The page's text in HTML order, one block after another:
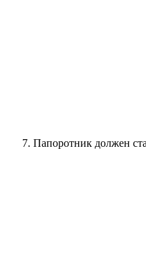
Папоротник должен